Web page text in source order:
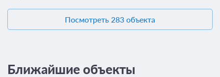
Посмотреть 283 объекта
Ближайшие объекты